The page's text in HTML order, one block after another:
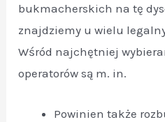
bukmacherskich na tę
znajdziemy u wielu
Wśród najchętniej
operatorów są m. in.
Powinien także